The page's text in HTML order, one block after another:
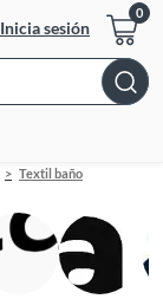
Inicia sesión
Textil baño